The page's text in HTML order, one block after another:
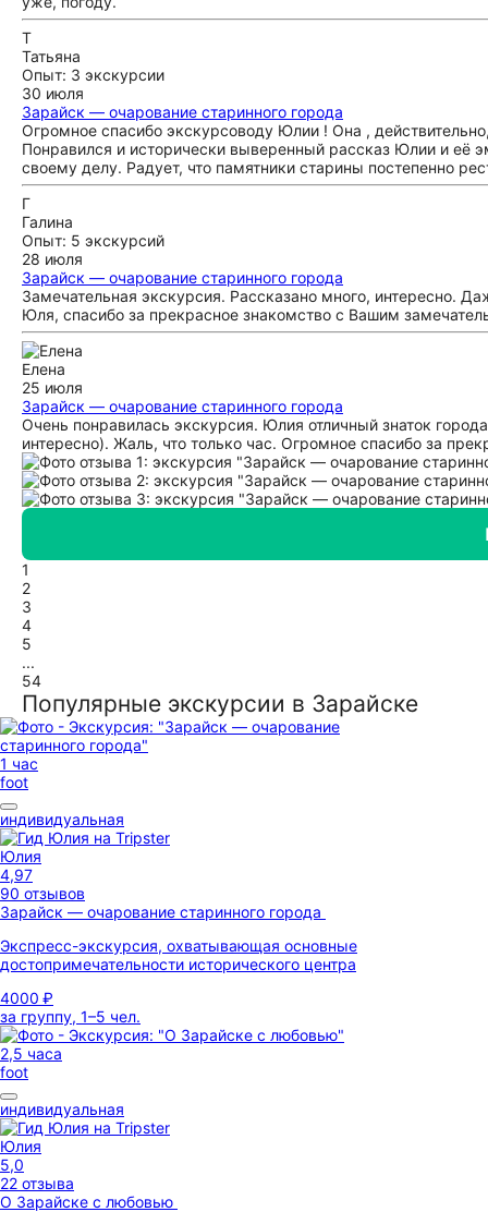
Т
Татьяна
Опыт: 3 экскурсии
30 июля
Зарайск — очарование старинного города
Огромное спасибо экскурсоводу Юлии ! Она ,
Понравился и исторически выверенный рассказ Юлии и её
своему делу. Радует, что памятники старины постепенно
Г
Галина
Опыт: 5 экскурсий
28 июля
Зарайск — очарование старинного города
Замечательная экскурсия. Рассказано много, интересно.
Юля, спасибо за прекрасное знакомство с Вашим
Елена
25 июля
Зарайск — очарование старинного города
Очень понравилась экскурсия. Юлия отличный знаток
интересно). Жаль, что только час. Огромное спасибо за
1
2
3
4
5
...
54
Популярные экскурсии в Зарайске
1 час
foot
индивидуальная
Юлия
4,97
90 отзывов
Зарайск — очарование старинного города
Экспресс-экскурсия, охватывающая основные
достопримечательности исторического центра
4000 ₽
за группу, 1–5 чел.
2,5 часа
foot
индивидуальная
Юлия
5,0
22 отзыва
О Зарайске с любовью